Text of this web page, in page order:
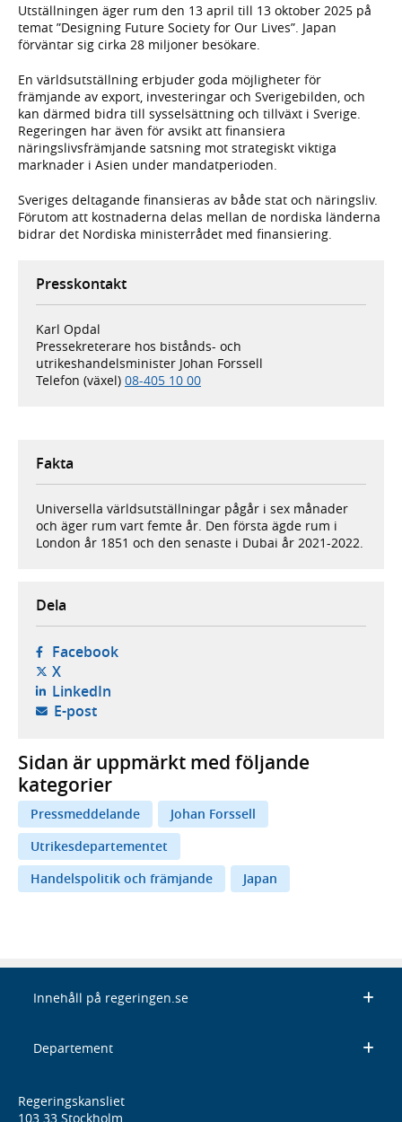
Utställningen äger rum den 13 april till 13 oktober 2025 på
temat ”Designing Future Society for Our Lives”. Japan
förväntar sig cirka 28 miljoner besökare.
En världsutställning erbjuder goda möjligheter för
främjande av export, investeringar och Sverigebilden, och
kan därmed bidra till sysselsättning och tillväxt i Sverige.
Regeringen har även för avsikt att finansiera
näringslivsfrämjande satsning mot strategiskt viktiga
marknader i Asien under mandatperioden.
Sveriges deltagande finansieras av både stat och näringsliv.
Förutom att kostnaderna delas mellan de nordiska länderna
bidrar det Nordiska ministerrådet med finansiering.
Presskontakt
Karl Opdal
Pressekreterare hos bistånds- och
utrikeshandelsminister Johan Forssell
Telefon (växel) 08-405 10 00
Fakta
Universella världsutställningar pågår i sex månader
och äger rum vart femte år. Den första ägde rum i
London år 1851 och den senaste i Dubai år 2021-2022.
Dela
Facebook- öppnas i ny flik, extern webbplats,
X- öppnas i ny flik, extern webbplats,
LinkedIn- öppnas i ny flik, extern webbplats,
E-post- öppnar din e-postklient,
Sidan är uppmärkt med följande
kategorier
Pressmeddelande
Johan Forssell
Utrikesdepartementet
Handelspolitik och främjande
Japan
Innehåll på regeringen.se
Departement
Regeringskansliet
103 33 Stockholm